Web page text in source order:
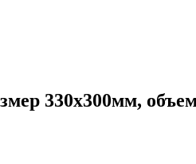
330х300мм,